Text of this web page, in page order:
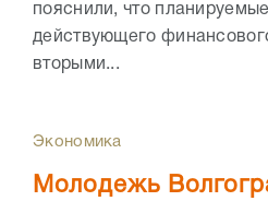
пояснили, что
действующего
вторыми...
Экономика
Молодежь